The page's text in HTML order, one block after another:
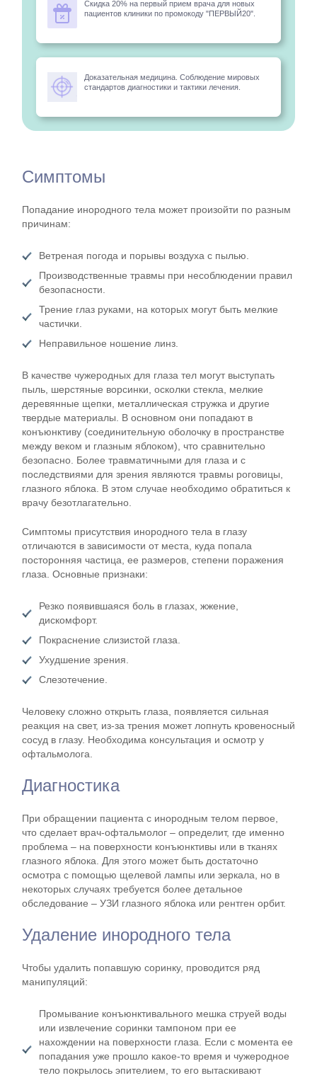
Скидка 20% на первый прием врача для новых
пациентов клиники по промокоду "ПЕРВЫЙ20".
Доказательная медицина. Соблюдение мировых
стандартов диагностики и тактики лечения.
Симптомы
Попадание инородного тела может произойти по разным
причинам:
Ветреная погода и порывы воздуха с пылью.
Производственные травмы при несоблюдении правил
безопасности.
Трение глаз руками, на которых могут быть мелкие
частички.
Неправильное ношение линз.
В качестве чужеродных для глаза тел могут выступать
пыль, шерстяные ворсинки, осколки стекла, мелкие
деревянные щепки, металлическая стружка и другие
твердые материалы. В основном они попадают в
конъюнктиву (соединительную оболочку в пространстве
между веком и глазным яблоком), что сравнительно
безопасно. Более травматичными для глаза и с
последствиями для зрения являются травмы роговицы,
глазного яблока. В этом случае необходимо обратиться к
врачу безотлагательно.
Симптомы присутствия инородного тела в глазу
отличаются в зависимости от места, куда попала
посторонняя частица, ее размеров, степени поражения
глаза. Основные признаки:
Резко появившаяся боль в глазах, жжение,
дискомфорт.
Покраснение слизистой глаза.
Ухудшение зрения.
Слезотечение.
Человеку сложно открыть глаза, появляется сильная
реакция на свет, из-за трения может лопнуть кровеносный
сосуд в глазу. Необходима консультация и осмотр у
офтальмолога.
Диагностика
При обращении пациента с инородным телом первое,
что сделает врач-офтальмолог – определит, где именно
проблема – на поверхности конъюнктивы или в тканях
глазного яблока. Для этого может быть достаточно
осмотра с помощью щелевой лампы или зеркала, но в
некоторых случаях требуется более детальное
обследование – УЗИ глазного яблока или рентген орбит.
Удаление инородного тела
Чтобы удалить попавшую соринку, проводится ряд
манипуляций:
Промывание конъюнктивального мешка струей воды
или извлечение соринки тампоном при ее
нахождении на поверхности глаза. Если с момента ее
попадания уже прошло какое-то время и чужеродное
тело покрылось эпителием, то его вытаскивают